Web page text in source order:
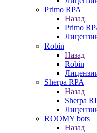
Primo RPA
Назад
Primo
Robin
Назад
Robin
Sherpa RPA
Назад
Sherpa
ROOMY bots
Назад